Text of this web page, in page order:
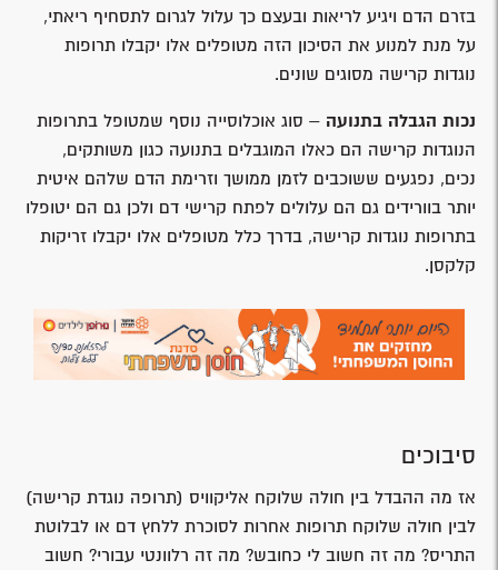
בזרם הדם ויגיע לריאות ובעצם כך עלול לגרום לתסחיף ריאתי,
על מנת למנוע את הסיכון הזה מטופלים אלו יקבלו תרופות
נוגדות קרישה מסוגים שונים.
נכות הגבלה בתנועה – סוג אוכלוסייה נוסף שמטופל בתרופות
הנוגדות קרישה הם כאלו המוגבלים בתנועה כגון משותקים,
נכים, נפגעים ששוכבים לזמן ממושך וזרימת הדם שלהם איטית
יותר בוורידים גם הם עלולים לפתח קרישי דם ולכן גם הם יטופלו
בתרופות נוגדות קרישה, בדרך כלל מטופלים אלו יקבלו זריקות
קלקסן.
סיבוכים
אז מה ההבדל בין חולה שלוקח אליקוויס (תרופה נוגדת קרישה)
לבין חולה שלוקח תרופות אחרות לסוכרת ללחץ דם או לבלוטת
התריס? מה זה חשוב לי כחובש? מה זה רלוונטי עבורי? חשוב